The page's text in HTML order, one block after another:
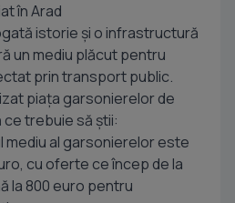
în Arad
istorie și o infrastructură
un mediu plăcut pentru
prin transport public.
piața garsonierelor de
ce trebuie să știi:
mediu al garsonierelor este
cu oferte ce încep de la
la 800 euro pentru